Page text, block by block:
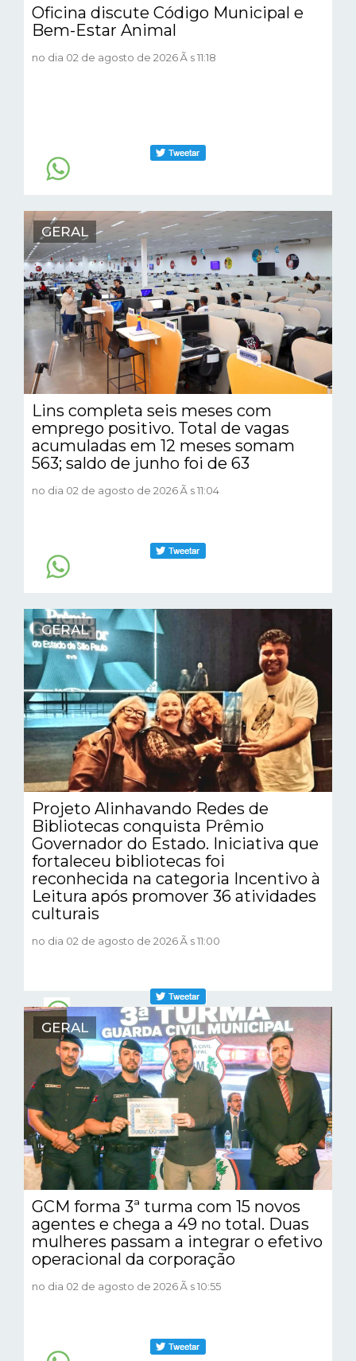
Oficina discute Código Municipal e
Bem-Estar Animal
no dia 02 de agosto de 2026 Ã s 11:18
GERAL
Lins completa seis meses com
emprego positivo. Total de vagas
acumuladas em 12 meses somam
563; saldo de junho foi de 63
no dia 02 de agosto de 2026 Ã s 11:04
GERAL
Projeto Alinhavando Redes de
Bibliotecas conquista Prêmio
Governador do Estado. Iniciativa que
fortaleceu bibliotecas foi
reconhecida na categoria Incentivo à
Leitura após promover 36 atividades
culturais
no dia 02 de agosto de 2026 Ã s 11:00
GERAL
GCM forma 3ª turma com 15 novos
agentes e chega a 49 no total. Duas
mulheres passam a integrar o efetivo
operacional da corporação
no dia 02 de agosto de 2026 Ã s 10:55